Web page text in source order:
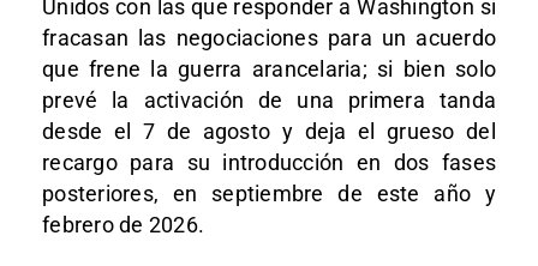
Unidos con las que responder a Washington si
fracasan las negociaciones para un acuerdo
que frene la guerra arancelaria; si bien solo
prevé la activación de una primera tanda
desde el 7 de agosto y deja el grueso del
recargo para su introducción en dos fases
posteriores, en septiembre de este año y
febrero de 2026.